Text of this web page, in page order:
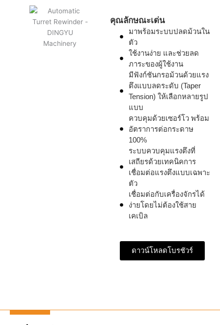
คุณลักษณะเด่น
มาพร้อมระบบปลดม้วนใน
ตัว
ใช้งานง่าย และช่วยลด
ภาระของผู้ใช้งาน
มีฟังก์ชันกรอม้วนด้วยแรง
ตึงแบบลดระดับ (Taper
Tension) ให้เลือกหลายรูป
แบบ
ควบคุมด้วยเซอร์โว พร้อม
อัตราการต่อกระดาษ
100%
ระบบควบคุมแรงตึงที่
เสถียรด้วยเทคนิคการ
เชื่อมต่อแรงตึงแบบเฉพาะ
ตัว
เชื่อมต่อกับเครื่องจักรได้
ง่ายโดยไม่ต้องใช้สาย
เคเบิล
ดาวน์โหลดโบรชัวร์